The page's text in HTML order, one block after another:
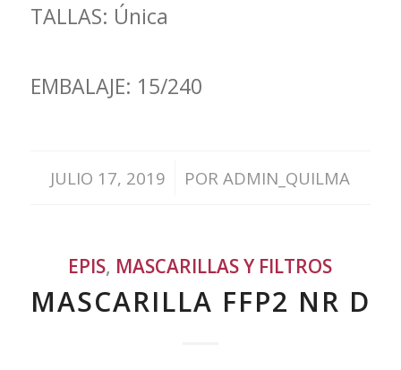
TALLAS: Única
EMBALAJE: 15/240
JULIO 17, 2019
/ PORADMIN_QUILMA
EPIS, MASCARILLAS Y FILTROS
MASCARILLA FFP2 NR D